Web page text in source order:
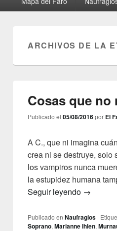
principal
ARCHIVOS DE LA
Cosas que no
Publicado el 05/08/2016por El
A C., que ni imagina
crea ni se destruye, solo
los vampiros nunca
la estupidez humana
Seguir leyendo Cosas
→
Publicado en Naufragios |
Soprano, Marianne Ihlen,